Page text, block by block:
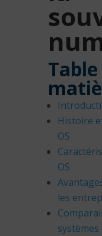
Histoire
OS
OS
les
systèmes